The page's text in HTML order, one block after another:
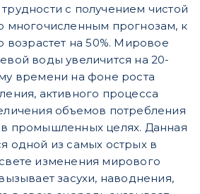
с получением чистой
многочисленным прогнозам, к
возрастет на 50%. Мировое
воды увеличится на 20-
времени на фоне роста
активного процесса
объемов потребления
промышленных целях. Данная
одной из самых острых в
изменения мирового
засухи, наводнения,